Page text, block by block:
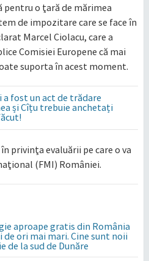
o ţară de mărimea
de impozitare care se face în
Marcel Ciolacu, care a
Comisiei Europene că mai
suporta în acest moment.
a fost un act de trădare
și Cîțu trebuie anchetați
privinţa evaluării pe care o va
(FMI) României.
aproape gratis din România
ori mai mari. Cine sunt noii
de la sud de Dunăre